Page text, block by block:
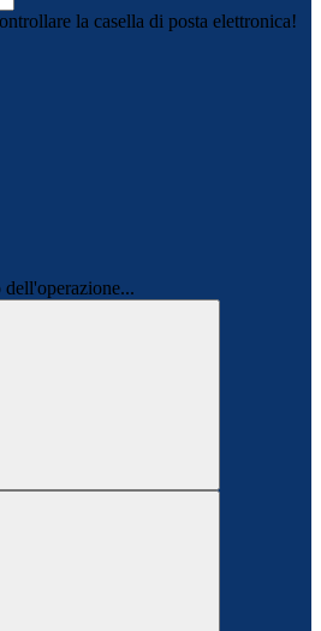
la casella di posta elettronica!